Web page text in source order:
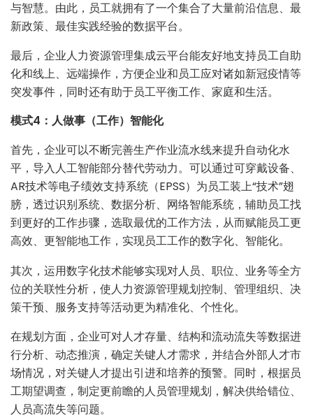
与智慧。由此，员工就拥有了一个集合了大量前沿信息、最
新政策、最佳实践经验的数据平台。
最后，企业人力资源管理集成云平台能友好地支持员工自助
化和线上、远端操作，方便企业和员工应对诸如新冠疫情等
突发事件，同时还有助于员工平衡工作、家庭和生活。
模式4：人做事（工作）智能化
首先，企业可以不断完善生产作业流水线来提升自动化水
平，导入人工智能部分替代劳动力。可以通过可穿戴设备、
AR技术等电子绩效支持系统（EPSS）为员工装上“技术”翅
膀，透过识别系统、数据分析、网络智能系统，辅助员工找
到更好的工作步骤，选取最优的工作方法，从而赋能员工更
高效、更智能地工作，实现员工工作的数字化、智能化。
其次，运用数字化技术能够实现对人员、职位、业务等全方
位的关联性分析，使人力资源管理规划控制、管理组织、决
策干预、服务支持等活动更为精准化、个性化。
在规划方面，企业可对人才存量、结构和流动流失等数据进
行分析、动态推演，确定关键人才需求，并结合外部人才市
场情况，对关键人才提出引进和培养的预警。同时，根据员
工期望调查，制定更前瞻的人员管理规划，解决供给错位、
人员高流失等问题。